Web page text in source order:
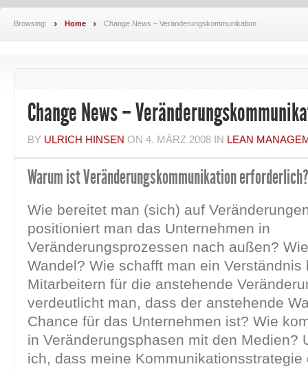
Browsing: Home Change News – Veränderungskommunikation
Change News –
BY ULRICH HINSEN ON 4. MÄRZ 2008 IN LEAN
Warum ist Veränderungskommunikation erforderlich?
Wie bereitet man (sich) auf
positioniert man das Unternehmen in
Veränderungsprozessen nach außen?
Wandel? Wie schafft man ein Verständnis
Mitarbeitern für die anstehende
verdeutlicht man, dass der anstehende
Chance für das Unternehmen ist? Wie
in Veränderungsphasen mit den Medien?
ich, dass meine Kommunikationsstrategie